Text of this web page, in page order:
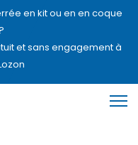
en kit ou en en coque
et sans engagement à